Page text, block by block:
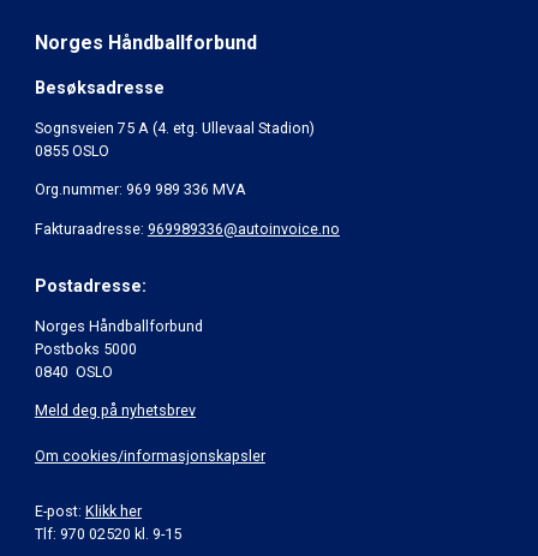
Norges Håndballforbund
Besøksadresse
Sognsveien 75 A (4. etg. Ullevaal Stadion)
0855 OSLO
Org.nummer: 969 989 336 MVA
Fakturaadresse: 969989336@autoinvoice.no
Postadresse:
Norges Håndballforbund
Postboks 5000
0840 OSLO
Meld deg på nyhetsbrev
Om cookies/informasjonskapsler
E-post: Klikk her
Tlf: 970 02520 kl. 9-15